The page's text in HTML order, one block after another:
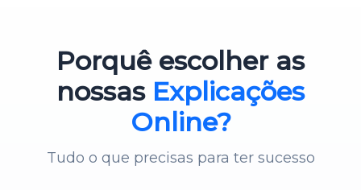
Português 3º Ciclo
Porquê escolher as
nossas Explicações
Online?
Tudo o que precisas para ter sucesso